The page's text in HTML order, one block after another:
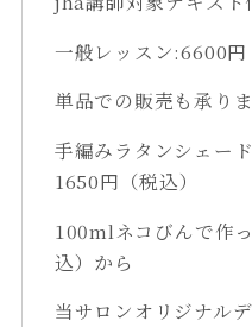
一般レッスン:6600
単品での販売も承り
手編みラタンシェー
1650円（税込）
100mlネコびんで作
込）から
当サロンオリジナル